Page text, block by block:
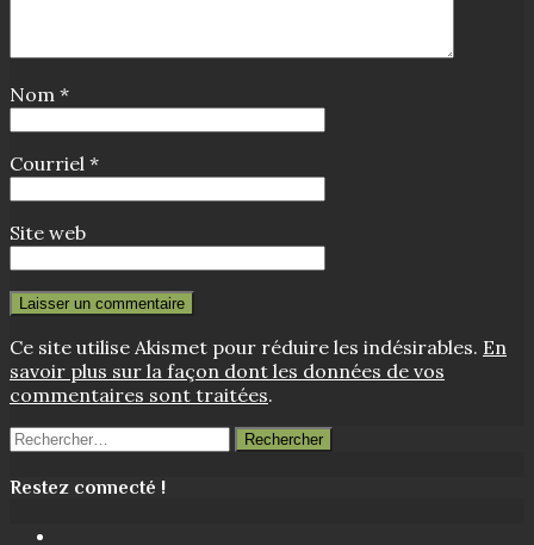
Nom *
Courriel *
Site web
Ce site utilise Akismet pour réduire les indésirables. En
savoir plus sur la façon dont les données de vos
commentaires sont traitées.
Rechercher :
Restez connecté !